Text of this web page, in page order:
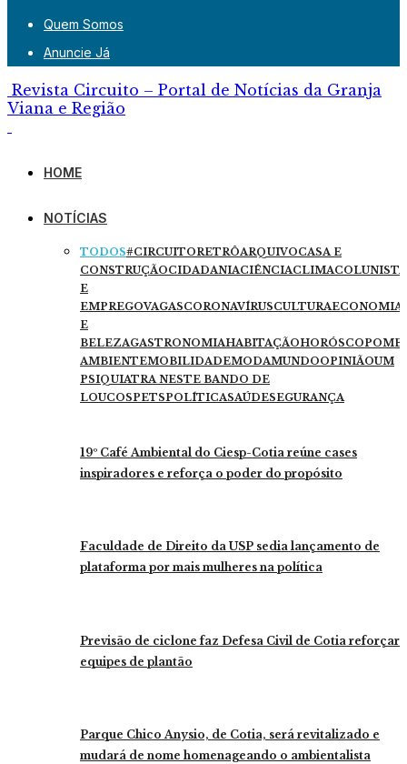
Quem Somos
Anuncie Já
Revista Circuito – Portal de Notícias da Granja
Viana e Região
HOME
NOTÍCIAS
TODOS#CIRCUITORETRÔARQUIVOCASA E
CONSTRUÇÃOCIDADANIACIÊNCIACLIMA
E
EMPREGOVAGASCORONAVÍRUSCULTURAECONOMIA
E
BELEZAGASTRONOMIAHABITAÇÃOHORÓSCOPO
AMBIENTEMOBILIDADEMODAMUNDOOPINIÃOUM
PSIQUIATRA NESTE BANDO DE
LOUCOSPETSPOLÍTICASAÚDESEGURANÇA
19º Café Ambiental do Ciesp-Cotia reúne cases
inspiradores e reforça o poder do propósito
Faculdade de Direito da USP sedia lançamento de
plataforma por mais mulheres na política
Previsão de ciclone faz Defesa Civil de Cotia reforçar
equipes de plantão
Parque Chico Anysio, de Cotia, será revitalizado e
mudará de nome homenageando o ambientalista